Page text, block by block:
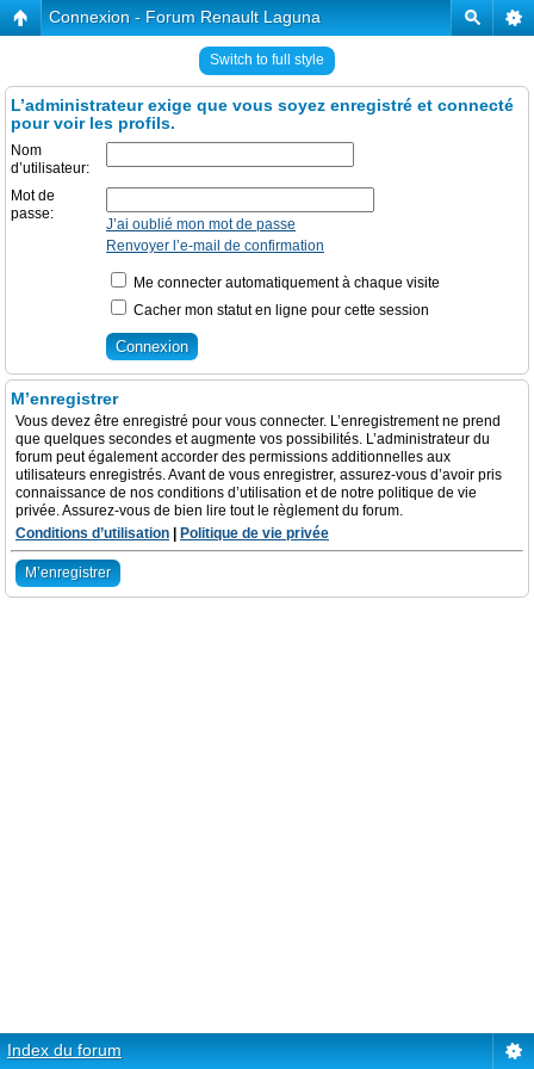
Connexion - Forum Renault Laguna
Switch to full style
L’administrateur exige que vous soyez enregistré et connecté
pour voir les profils.
Nom
d’utilisateur:
Mot de
passe:
J’ai oublié mon mot de passe
Renvoyer l’e-mail de confirmation
Me connecter automatiquement à chaque visite
Cacher mon statut en ligne pour cette session
M’enregistrer
Vous devez être enregistré pour vous connecter. L’enregistrement ne prend
que quelques secondes et augmente vos possibilités. L’administrateur du
forum peut également accorder des permissions additionnelles aux
utilisateurs enregistrés. Avant de vous enregistrer, assurez-vous d’avoir pris
connaissance de nos conditions d’utilisation et de notre politique de vie
privée. Assurez-vous de bien lire tout le règlement du forum.
Conditions d’utilisation
Politique de vie privée
M’enregistrer
Index du forum